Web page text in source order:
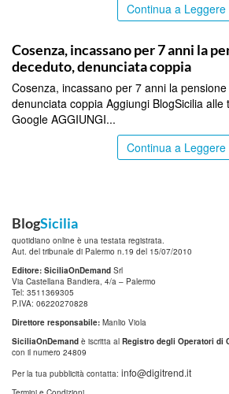
Continua a Leggere
Cosenza, incassano per 7 anni la
deceduto, denunciata coppia
Cosenza, incassano per 7 anni la
denunciata coppia Aggiungi BlogSicilia
Google AGGIUNGI...
Continua a Leggere
BlogSicilia
quotidiano online è una testata registrata.
Aut. del tribunale di Palermo n.19 del 15/07/2010
Editore: SiciliaOnDemand Srl
Via Castellana Bandiera, 4/a – Palermo
Tel: 3511369305
P.IVA: 06220270828
Direttore responsabile: Manlio Viola
SiciliaOnDemand è iscritta al Registro degli Operatori di
con il numero 24809
Per la tua pubblicità contatta: info@digitrend.it